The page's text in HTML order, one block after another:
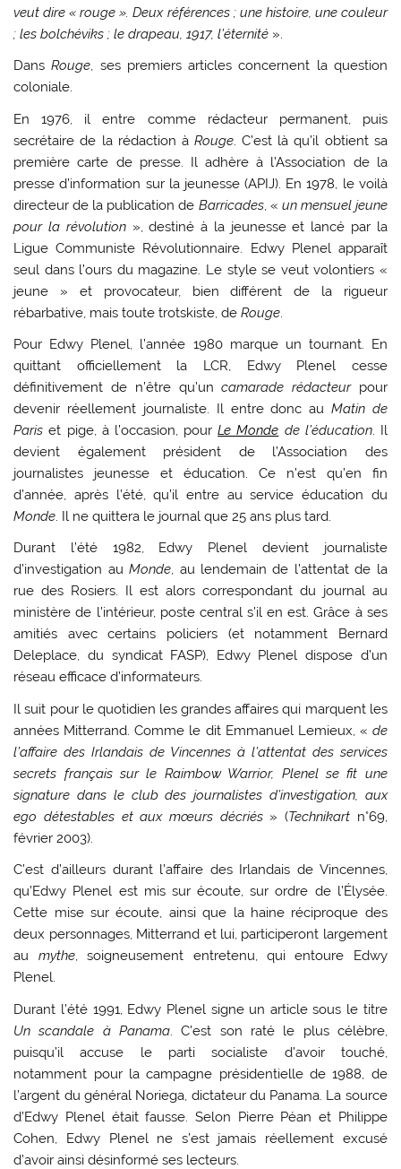
veut dire « rouge ». Deux références ; une histoire, une couleur
; les bolchéviks ; le drapeau, 1917, l’éternité ».
DansRouge, ses premiers articles concernent la question
coloniale.
En 1976, il entre comme rédacteur permanent, puis
secrétaire de la rédaction à Rouge . C’est là qu’il obtient sa
première carte de presse. Il adhère à l’Association de la
presse d’information sur la jeunesse (APIJ). En 1978, le voilà
directeur de la publication de Barricades, « un mensuel jeune
pour la révolution», destiné à la jeunesse et lancé par la
Ligue Communiste Révolutionnaire. Edwy Plenel apparaît
seul dans l’ours du magazine. Le style se veut volontiers «
jeune » et provocateur, bien différent de la rigueur
rébarbative, mais toute trotskiste, deRouge
Pour Edwy Plenel, l’année 1980 marque un tournant. En
quittant officiellement la LCR, Edwy Plenel cesse
définitivement de n’être qu’uncamarade rédacteurpour
devenir réellement journaliste. Il entre donc au Matin de
Paris et pige, à l’occasion, pourLe Monde de l’éducation. Il
devient également président de l’Association des
journalistes jeunesse et éducation. Ce n’est qu’en fin
d’année, après l’été, qu’il entre au service éducation du
Monde. Il ne quittera le journal que 25 ans plus tard.
Durant l’été 1982, Edwy Plenel devient journaliste
d’investigation auMonde, au lendemain de l’attentat de la
rue des Rosiers. Il est alors correspondant du journal au
ministère de l’intérieur, poste central s’il en est. Grâce à ses
amitiés avec certains policiers (et notamment Bernard
Deleplace, du syndicat FASP), Edwy Plenel dispose d’un
réseau efficace d’informateurs.
Il suit pour le quotidien les grandes affaires qui marquent les
années Mitterrand. Comme le dit Emmanuel Lemieux, « de
l’affaire des Irlandais de Vincennes à l’attentat des services
secrets français sur le Raimbow Warrior, Plenel se fit une
signature dans le club des journalistes d’investigation, aux
ego détestables et aux mœurs décriés» (Technikart n°69,
février 2003).
C’est d’ailleurs durant l’affaire des Irlandais de Vincennes,
qu’Edwy Plenel est mis sur écoute, sur ordre de l’Élysée.
Cette mise sur écoute, ainsi que la haine réciproque des
deux personnages, Mitterrand et lui, participeront largement
au mythe, soigneusement entretenu, qui entoure Edwy
Plenel.
Durant l’été 1991, Edwy Plenel signe un article sous le titre
Un scandale à Panama . C’est son raté le plus célèbre,
puisqu’il accuse le parti socialiste d’avoir touché,
notamment pour la campagne présidentielle de 1988, de
l’argent du général Noriega, dictateur du Panama. La source
d’Edwy Plenel était fausse. Selon Pierre Péan et Philippe
Cohen, Edwy Plenel ne s’est jamais réellement excusé
d’avoir ainsi désinformé ses lecteurs.